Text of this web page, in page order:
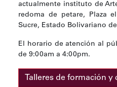
actualmente instituto de
redoma de petare, Plaza
Sucre, Estado Bolivariano
El horario de atención al
de 9:00am a 4:00pm.
Talleres de formación y